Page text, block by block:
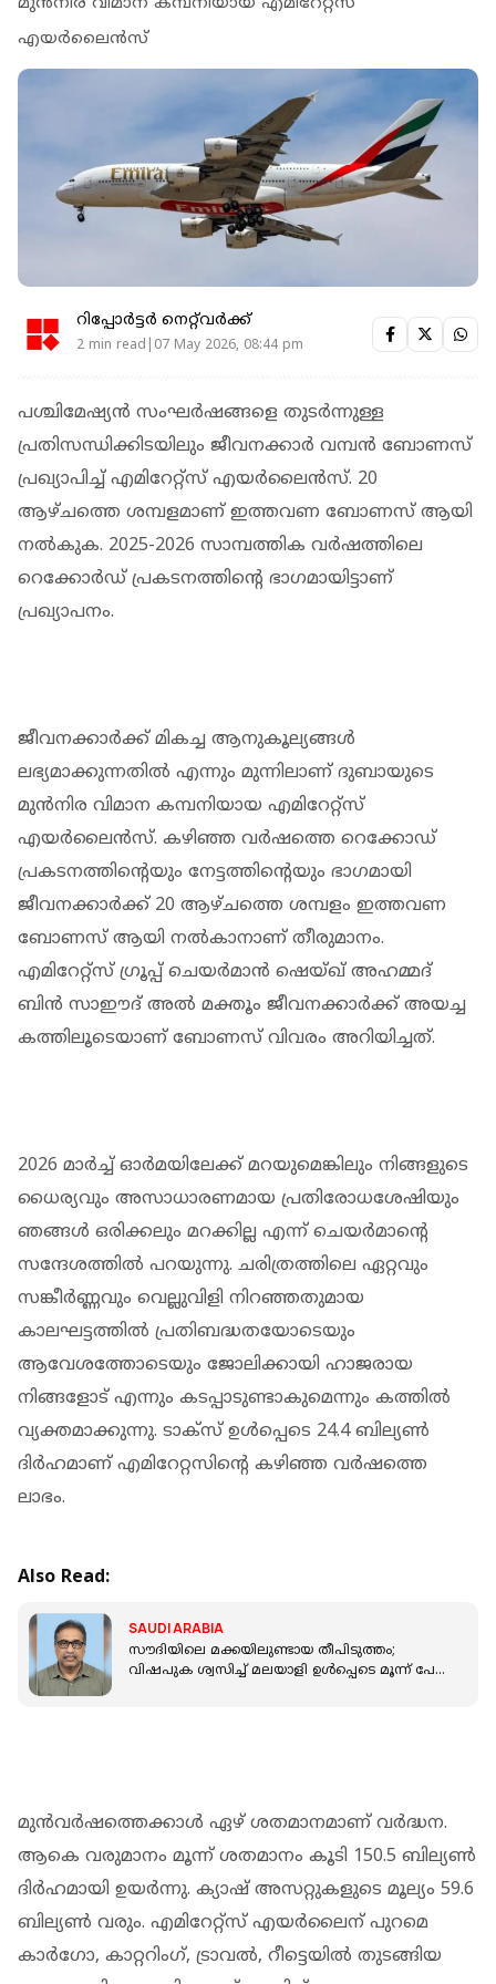
എയര്‍ലൈന്‍സ്
റിപ്പോർട്ടർ നെറ്റ്‌വര്‍ക്ക്‌
2 min read|07 May 2026, 08:44 pm
പശ്ചിമേഷ്യന്‍ സംഘര്‍ഷങ്ങളെ തുടര്‍ന്നുള്ള
പ്രതിസന്ധിക്കിടയിലും ജീവനക്കാര്‍ വമ്പന്‍ ബോണസ്
പ്രഖ്യാപിച്ച് എമിറേറ്റ്സ് എയര്‍ലൈന്‍സ്. 20
ആഴ്ചത്തെ ശമ്പളമാണ് ഇത്തവണ ബോണസ് ആയി
നല്‍കുക. 2025-2026 സാമ്പത്തിക വര്‍ഷത്തിലെ
റെക്കോര്‍ഡ് പ്രകടനത്തിന്റെ ഭാഗമായിട്ടാണ്
പ്രഖ്യാപനം.
ജീവനക്കാര്‍ക്ക് മികച്ച ആനുകൂല്യങ്ങള്‍
ലഭ്യമാക്കുന്നതില്‍ എന്നും മുന്നിലാണ് ദുബായുടെ
മുന്‍നിര വിമാന കമ്പനിയായ എമിറേറ്റ്‌സ്
എയര്‍ലൈന്‍സ്. കഴിഞ്ഞ വര്‍ഷത്തെ റെക്കോഡ്
പ്രകടനത്തിന്റെയും നേട്ടത്തിന്റെയും ഭാഗമായി
ജീവനക്കാര്‍ക്ക് 20 ആഴ്ചത്തെ ശമ്പളം ഇത്തവണ
ബോണസ് ആയി നല്‍കാനാണ് തീരുമാനം.
എമിറേറ്റ്സ് ഗ്രൂപ്പ് ചെയര്‍മാന്‍ ഷെയ്ഖ് അഹമ്മദ്
ബിന്‍ സാഈദ് അല്‍ മക്തൂം ജീവനക്കാര്‍ക്ക് അയച്ച
കത്തിലൂടെയാണ് ബോണസ് വിവരം അറിയിച്ചത്.
2026 മാര്‍ച്ച് ഓര്‍മയിലേക്ക് മറയുമെങ്കിലും നിങ്ങളുടെ
ധൈര്യവും അസാധാരണമായ പ്രതിരോധശേഷിയും
ഞങ്ങള്‍ ഒരിക്കലും മറക്കില്ല എന്ന് ചെയര്‍മാന്റെ
സന്ദേശത്തില്‍ പറയുന്നു. ചരിത്രത്തിലെ ഏറ്റവും
സങ്കീര്‍ണ്ണവും വെല്ലുവിളി നിറഞ്ഞതുമായ
കാലഘട്ടത്തില്‍ പ്രതിബദ്ധതയോടെയും
ആവേശത്തോടെയും ജോലിക്കായി ഹാജരായ
നിങ്ങളോട് എന്നും കടപ്പാടുണ്ടാകുമെന്നും കത്തില്‍
വ്യക്തമാക്കുന്നു. ടാക്സ് ഉള്‍പ്പെടെ 24.4 ബില്യണ്‍
ദിര്‍ഹമാണ് എമിറേറ്റസിന്റെ കഴിഞ്ഞ വര്‍ഷത്തെ
ലാഭം.
Also Read:
SAUDI ARABIA
സൗദിയിലെ മക്കയിലുണ്ടായ തീപിടുത്തം;
വിഷപുക ശ്വസിച്ച് മലയാളി ഉൾപ്പെടെ മൂന്ന് പേർ
മുന്‍വര്‍ഷത്തെക്കാള്‍ ഏഴ് ശതമാനമാണ് വര്‍ദ്ധന.
ആകെ വരുമാനം മൂന്ന് ശതമാനം കൂടി 150.5 ബില്യണ്‍
ദിര്‍ഹമായി ഉയര്‍ന്നു. ക്യാഷ് അസറ്റുകളുടെ മൂല്യം 59.6
ബില്യണ്‍ വരും. എമിറേറ്റ്സ് എയര്‍ലൈന് പുറമെ
കാര്‍ഗോ, കാറ്ററിംഗ്, ട്രാവല്‍, റീട്ടെയില്‍ തുടങ്ങിയ